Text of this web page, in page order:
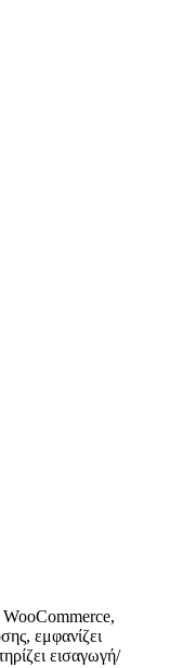
WooCommerce,
εμφανίζει
εισαγωγή/